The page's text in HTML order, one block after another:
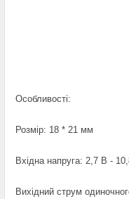
Особливості:
Розмір: 18 * 21 мм
Вхідна напруга: 2,7 В -
Вихідний струм